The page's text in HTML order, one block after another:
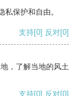
保护和自由。
支持[0] 反对[0]
，了解当地的风土
支持[0] 反对[0]